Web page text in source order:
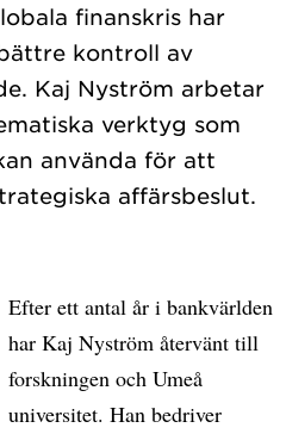
finanskris har
kontroll av
Kaj Nyström arbetar
verktyg som
använda för att
Efter ett antal år i bankvärlden
har Kaj Nyström återvänt till
forskningen och Umeå
universitet. Han bedriver